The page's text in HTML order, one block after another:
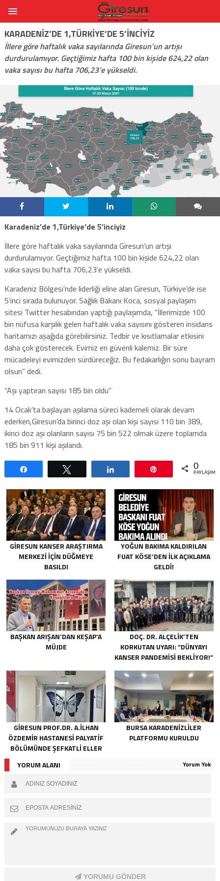
KARADENIZ’DE 1,TÜRKIYE’DE 5’INCIYIZ
İllere göre haftalık vaka sayılarında Giresun’un artışı
durdurulamıyor. Geçtiğimiz hafta 100 bin kişide 624,22 olan
vaka sayısı bu hafta 706,23’e yükseldi.
Karadeniz’de 1,Türkiye’de 5’inciyiz
İllere göre haftalık vaka sayılarında Giresun’un artışı
durdurulamıyor. Geçtiğimiz hafta 100 bin kişide 624,22 olan
vaka sayısı bu hafta 706,23’e yükseldi.
Karadeniz Bölgesi’nde liderliği eline alan Giresun, Türkiye’de ise
5’inci sırada bulunuyor. Sağlık Bakanı Koca, sosyal paylaşım
sitesi Twitter hesabından yaptığı paylaşımda, “İllerimizde 100
bin nüfusa karşılık gelen haftalık vaka sayısını gösteren insidans
haritamızı aşağıda görebilirsiniz. Tedbir ve kısıtlamalar etkisini
daha çok gösterecek. Evimiz en güvenli kalemiz. Bir süre
mücadeleyi evimizden sürdüreceğiz. Bu fedakarlığın sonu bayram
olsun” dedi.
“Aşı yaptıran sayısı 185 bin oldu”
14 Ocak’ta başlayan aşılama süreci kademeli olarak devam
ederken,Giresun’da birinci doz aşı olan kişi sayısı 110 bin 389,
ikinci doz aşı olanların sayısı 75 bin 522 olmak üzere toplamda
185 bin 911 kişi aşılandı.
0
GIRESUN KANSER ARAŞTIRMA
MERKEZI İÇIN DÜĞMEYE
BASILDI
YOĞUN BAKIMA KALDIRILAN
FUAT KÖSE’DEN İLK AÇIKLAMA
GELDI!
BAŞKAN ARIŞAN’DAN KEŞAP’A
MÜJDE
DOÇ. DR. ALÇELIK’TEN
KORKUTAN UYARI: “DÜNYAYI
KANSER PANDEMISI BEKLIYOR!”
GIRESUN PROF.DR. A.İLHAN
ÖZDEMIR HASTANESI PALYATIF
BÖLÜMÜNDE ŞEFKATLI ELLER
BURSA KARADENIZLILER
PLATFORMU KURULDU
YORUM ALANI Yorum Yok
YORUMU GÖNDER